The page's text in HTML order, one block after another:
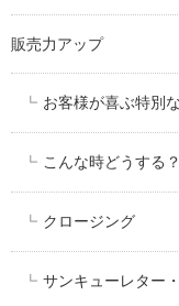
販売力アップ
お客様が喜ぶ特別
こんな時どうする
クロージング
サンキューレター